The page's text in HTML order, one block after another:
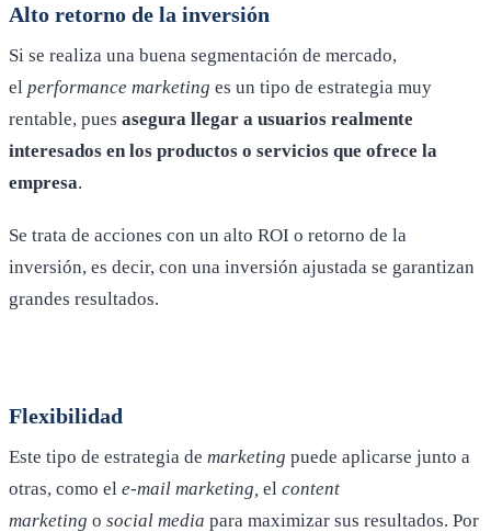
Alto retorno de la inversión
Si se realiza una buena segmentación de mercado,
el performance marketing es un tipo de estrategia muy
rentable, pues asegura llegar a usuarios realmente
interesados en los productos o servicios que ofrece la
empresa.
Se trata de acciones con un alto ROI o retorno de la
inversión, es decir, con una inversión ajustada se garantizan
grandes resultados.
Flexibilidad
Este tipo de estrategia de marketing puede aplicarse junto a
otras, como el e-mail marketing, el content
marketing o social media para maximizar sus resultados. Por